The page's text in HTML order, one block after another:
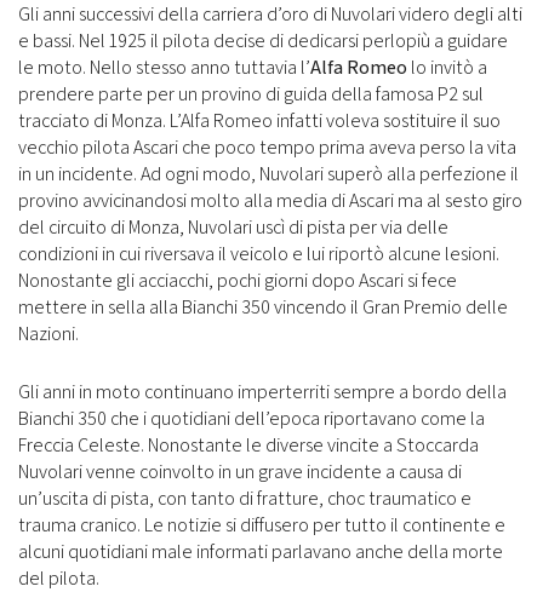
Gli anni successivi della carriera d’oro di Nuvolari videro degli alti
e bassi. Nel 1925 il pilota decise di dedicarsi perlopiù a guidare
le moto. Nello stesso anno tuttavia l’Alfa Romeo lo invitò a
prendere parte per un provino di guida della famosa P2 sul
tracciato di Monza. L’Alfa Romeo infatti voleva sostituire il suo
vecchio pilota Ascari che poco tempo prima aveva perso la vita
in un incidente. Ad ogni modo, Nuvolari superò alla perfezione il
provino avvicinandosi molto alla media di Ascari ma al sesto giro
del circuito di Monza, Nuvolari uscì di pista per via delle
condizioni in cui riversava il veicolo e lui riportò alcune lesioni.
Nonostante gli acciacchi, pochi giorni dopo Ascari si fece
mettere in sella alla Bianchi 350 vincendo il Gran Premio delle
Nazioni.
Gli anni in moto continuano imperterriti sempre a bordo della
Bianchi 350 che i quotidiani dell’epoca riportavano come la
Freccia Celeste. Nonostante le diverse vincite a Stoccarda
Nuvolari venne coinvolto in un grave incidente a causa di
un’uscita di pista, con tanto di fratture, choc traumatico e
trauma cranico. Le notizie si diffusero per tutto il continente e
alcuni quotidiani male informati parlavano anche della morte
del pilota.